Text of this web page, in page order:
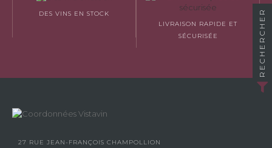
DES VINS EN STOCK
LIVRAISON RAPIDE ET
SÉCURISÉE
27 RUE JEAN-FRANÇOIS CHAMPOLLION
RECHERCHER